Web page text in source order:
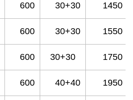
600 30+30 1450
600 30+30 1550
600 30+30 1750
600 40+40 1950